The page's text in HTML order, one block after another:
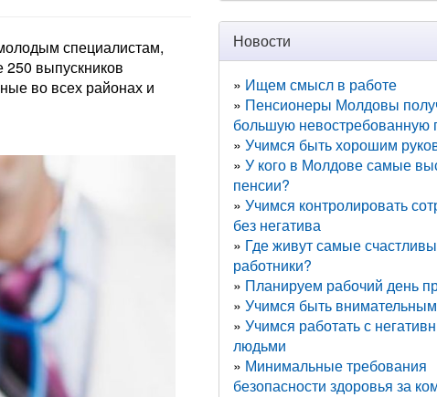
специалистам,
250 выпускников
во всех районах и
Новости
Ищем смысл в работе
Пенсионеры Молдовы
большую невостребованную
Учимся быть хорошим
У кого в Молдове самые
пенсии?
Учимся контролировать
без негатива
Где живут самые
работники?
Планируем рабочий день
Учимся быть
Учимся работать с
людьми
Минимальные требования
безопасности здоровья за